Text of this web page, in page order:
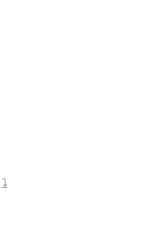
⤵️